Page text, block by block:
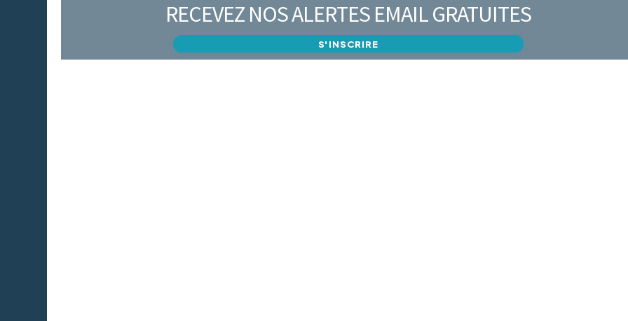
RECEVEZ NOS ALERTES EMAIL GRATUITES
S'INSCRIRE